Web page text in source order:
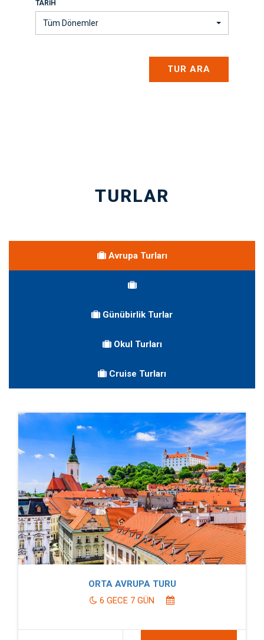
TARIH
Tüm Dönemler
TUR ARA
TURLAR
Avrupa Turları
Günübirlik Turlar
Okul Turları
Cruise Turları
ORTA AVRUPA TURU
6 GECE 7 GÜN